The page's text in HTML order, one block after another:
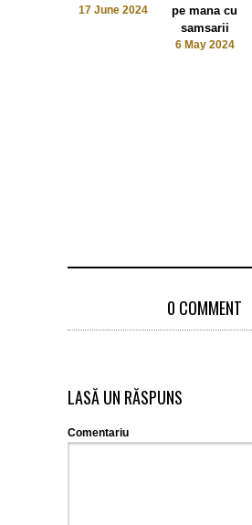
17 June 2024
pe mana cu
samsarii
6 May 2024
0 COMMENT
LASĂ UN RĂSPUNS
Comentariu